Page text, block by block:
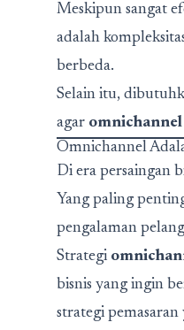
Meskipun sangat
adalah
berbeda.
Selain itu,
agar
Omnichannel
Di era persaingan
Yang paling
pengalaman
Strategi
bisnis yang ingin
strategi